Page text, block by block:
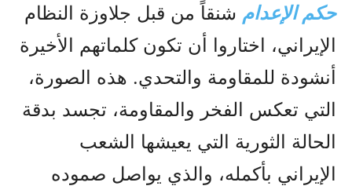
حكم الإعدام شنقاً من قبل جلاوزة النظام
الإيراني، اختاروا أن تكون كلماتهم الأخيرة
أنشودة للمقاومة والتحدي. هذه الصورة،
التي تعكس الفخر والمقاومة، تجسد بدقة
الحالة الثورية التي يعيشها الشعب
الإيراني بأكمله، والذي يواصل صموده